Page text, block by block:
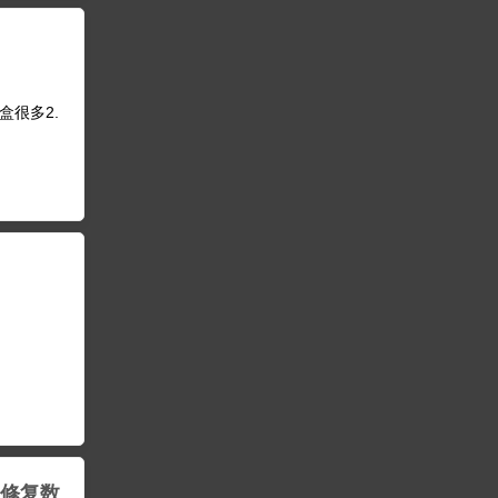
很多2.
复数